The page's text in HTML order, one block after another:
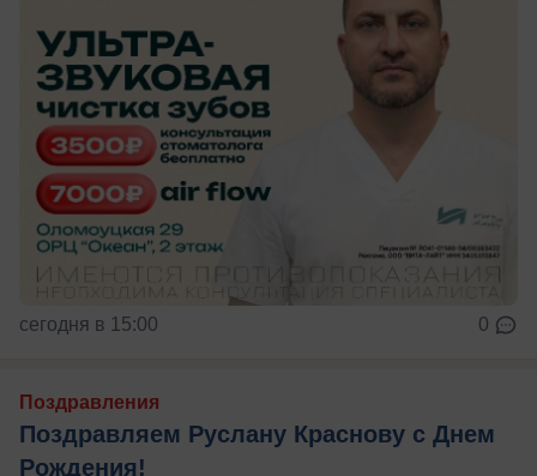
сегодня в 15:00 0
Поздравления
Поздравляем Руслану Краснову с Днем
Рождения!